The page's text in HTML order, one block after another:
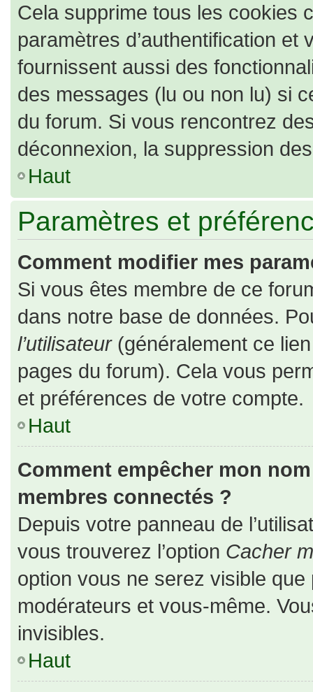
Cela supprime tous les cookies
paramètres d’authentification
fournissent aussi des
des messages (lu ou non lu) si
du forum. Si vous rencontrez
déconnexion, la suppression
Haut
Paramètres et
Comment modifier mes
Si vous êtes membre de ce
dans notre base de données.
l’utilisateur(généralement ce
pages du forum). Cela vous
et préférences de votre compte.
Haut
Comment empêcher mon
membres connectés ?
Depuis votre panneau de
vous trouverez l’option Cacher
option vous ne serez visible
modérateurs et vous-même.
invisibles.
Haut